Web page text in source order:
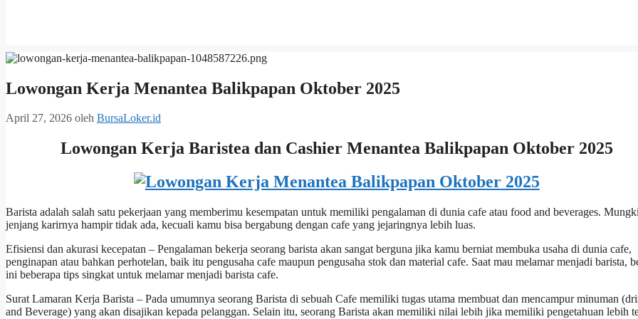
Lowongan Kerja Menantea Balikpapan Oktober 2025
April 27, 2026 oleh BursaLoker.id
Lowongan Kerja Baristea dan Cashier Menantea Balikpapan Oktober 2025
Barista adalah salah satu pekerjaan yang memberimu kesempatan untuk memiliki pengalaman di dunia cafe atau food and beverages.
jenjang karirnya hampir tidak ada, kecuali kamu bisa bergabung dengan cafe yang jejaringnya lebih luas.
Efisiensi dan akurasi kecepatan – Pengalaman bekerja seorang barista akan sangat berguna jika kamu berniat membuka usaha di dunia cafe,
penginapan atau bahkan perhotelan, baik itu pengusaha cafe maupun pengusaha stok dan material cafe. Saat mau melamar menjadi barista,
ini beberapa tips singkat untuk melamar menjadi barista cafe.
Surat Lamaran Kerja Barista – Pada umumnya seorang Barista di sebuah Cafe memiliki tugas utama membuat dan mencampur minuman
and Beverage) yang akan disajikan kepada pelanggan. Selain itu, seorang Barista akan memiliki nilai lebih jika memiliki pengetahuan lebih